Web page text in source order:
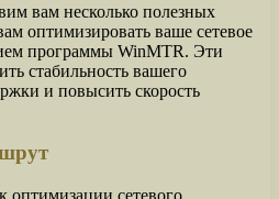
вам несколько полезных
оптимизировать ваше сетевое
программы WinMTR. Эти
стабильность вашего
и повысить скорость
оптимизации сетевого